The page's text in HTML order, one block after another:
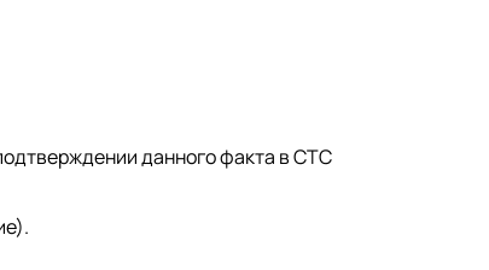
данного факта в СТС